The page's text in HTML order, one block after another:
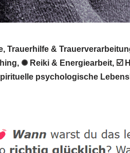
Trauerhilfe &
✺ Reiki & Energiearbeit, ☑️
psychologische